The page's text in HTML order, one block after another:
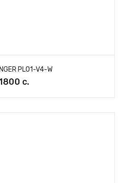
PL01-V4-W
с.